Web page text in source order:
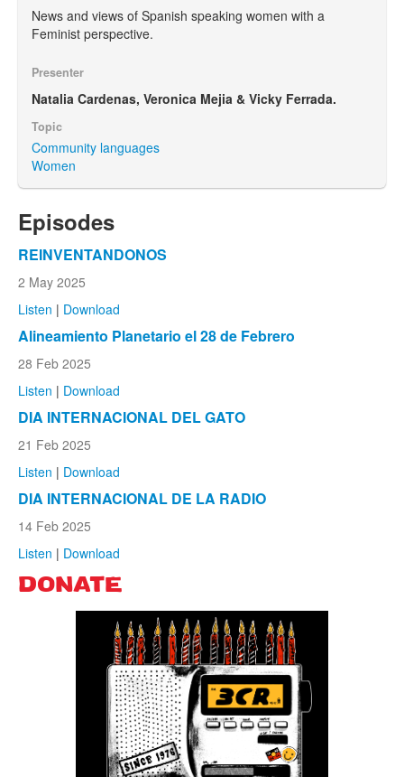
News and views of Spanish speaking women with a
Feminist perspective.
Presenter
Natalia Cardenas, Veronica Mejia & Vicky Ferrada.
Topic
Community languages
Women
Episodes
REINVENTANDONOS
2 May 2025
Listen | Download
Alineamiento Planetario el 28 de Febrero
28 Feb 2025
Listen | Download
DIA INTERNACIONAL DEL GATO
21 Feb 2025
Listen | Download
DIA INTERNACIONAL DE LA RADIO
14 Feb 2025
Listen | Download
DONATE